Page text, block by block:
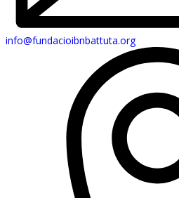
info@fundacioibnbattuta.org